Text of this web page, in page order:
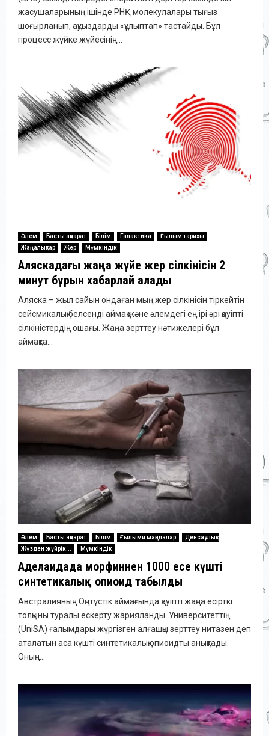
жасушаларының ішінде РНҚ молекулалары тығыз
шоғырланып, ақуыздарды «құлыптап» тастайды. Бұл
процесс жүйке жүйесінің...
Әлем Басты ақпарат Білім Галактика
Ғылым тарихы
Жаңалықтар
Жер Мүмкіндік
Аляскадағы жаңа жүйе жер сілкінісін 2
минут бұрын хабарлай алады
Аляска – жыл сайын ондаған мың жер сілкінісін тіркейтін
сейсмикалық белсенді аймақ және әлемдегі ең ірі әрі қауіпті
сілкіністердің ошағы. Жаңа зерттеу нәтижелері бұл
аймақта...
Әлем Басты ақпарат Білім Ғылыми мақалалар
Денсаулық
Жүзден жүйрік...
Мүмкіндік
Аделаидада морфиннен 1000 есе күшті
синтетикалық опиоид табылды
Австралияның Оңтүстік аймағында қауіпті жаңа есірткі
толқыны туралы ескерту жарияланды. Университеттің
(UniSA) ғалымдары жүргізген алғашқы зерттеу нитазен деп
аталатын аса күшті синтетикалық опиоидты анықтады.
Оның...